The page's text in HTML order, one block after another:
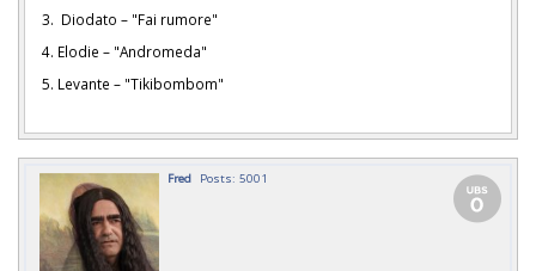
3. Diodato – "Fai rumore"
4. Elodie – "Andromeda"
5. Levante – "Tikibombom"
Fred Posts: 5001